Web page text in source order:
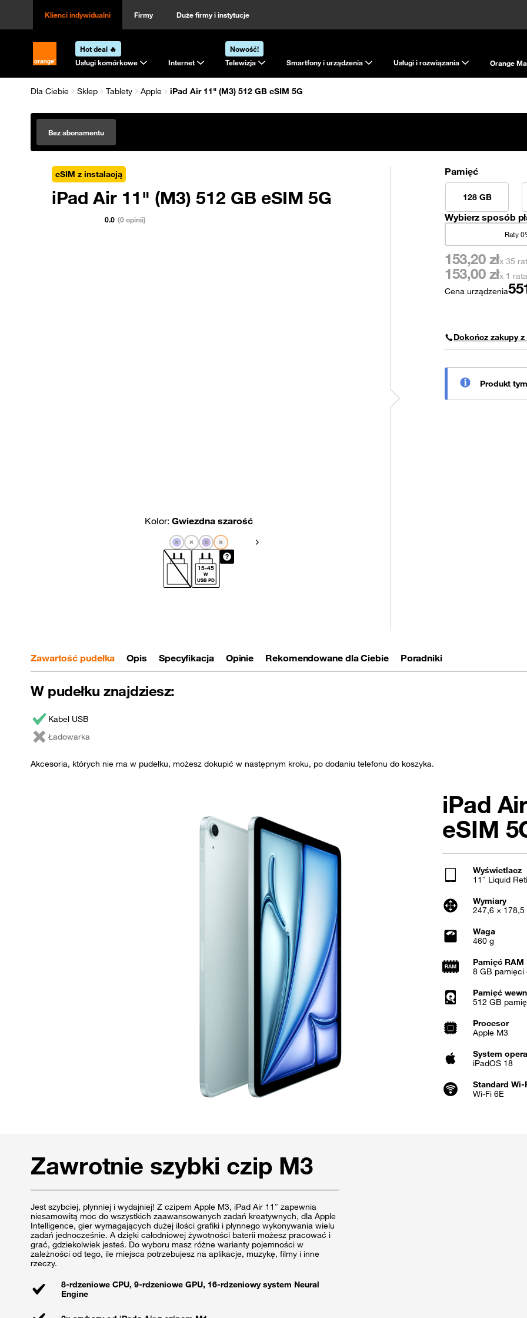
Klienci indywidualni Firmy Duże firmy i instytucje
Strona główna Orange.pl
Hot deal 🔥
Usługi komórkowe
Internet
Nowość!
Telewizja
Smartfony i urządzenia Usługi i rozwiązania Orange
Dla Ciebie Sklep Tablety Apple iPad Air 11" (M3) 512 GB eSIM 5G
Bez abonamentu
eSIM z instalacją
iPad Air 11" (M3) 512 GB eSIM 5G
0.0 (0 opinii)
Kolor: Gwiezdna szarość
Pokaż następny
15-45
W
USB PD
Pamięć
128 GB
Wybierz sposób
Raty
Cena urządzenia
153,20 złx 35
153,00 złx 1
Dokończ zakupy
Produkt
Zawartość pudełka Opis Specyfikacja Opinie Rekomendowane dla Ciebie Poradniki
W pudełku znajdziesz:
Kabel USB
Ładowarka
Akcesoria, których nie ma w pudełku, możesz dokupić w następnym kroku, po dodaniu telefonu do koszyka.
iPad
eSIM
Wyświetlacz
11″ Liquid
Wymiary
247,6 ×
Waga
460 g
Pamięć RAM
8 GB pamięci
Pamięć
512 GB
Procesor
Apple M3
System
iPadOS 18
Standard Wi-
Wi‑Fi 6E
Zawrotnie szybki czip M3
Jest szybciej, płynniej i wydajniej! Z czipem Apple M3, iPad Air 11″ zapewnia
niesamowitą moc do wszystkich zaawansowanych zadań kreatywnych, dla Apple
Intelligence, gier wymagających dużej ilości grafiki i płynnego wykonywania wielu
zadań jednocześnie. A dzięki całodniowej żywotności baterii możesz pracować i
grać, gdziekolwiek jesteś. Do wyboru masz różne warianty pojemności w
zależności od tego, ile miejsca potrzebujesz na aplikacje, muzykę, filmy i inne
rzeczy.
8-rdzeniowe CPU, 9-rdzeniowe GPU, 16-rdzeniowy system Neural
Engine